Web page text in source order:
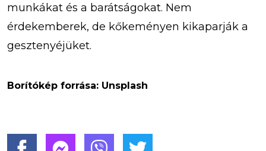
munkákat és a barátságokat. Nem
érdekemberek, de kőkeményen kikaparják a
gesztenyéjüket.
Borítókép forrása: Unsplash